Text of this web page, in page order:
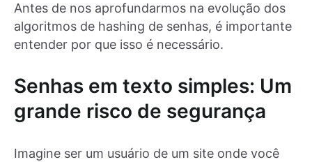
Antes de nos aprofundarmos na evolução dos
algoritmos de hashing de senhas, é importante
entender por que isso é necessário.
Senhas em texto simples: Um
grande risco de segurança
Imagine ser um usuário de um site onde você